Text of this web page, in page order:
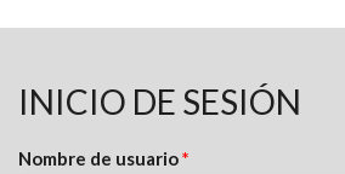
INICIO DE SESIÓN
Nombre de usuario*